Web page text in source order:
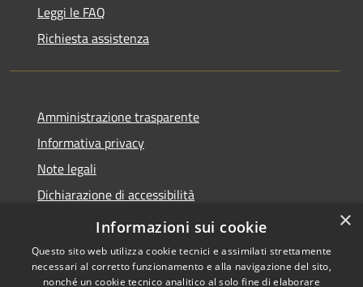
Leggi le FAQ
Richiesta assistenza
Amministrazione trasparente
Informativa privacy
Note legali
Dichiarazione di accessibilità
Feedback accessibilità
×
Informazioni sui cookie
Questo sito web utilizza cookie tecnici e assimilati strettamente
necessari al corretto funzionamento e alla navigazione del sito,
nonché un cookie tecnico analitico al solo fine di elaborare